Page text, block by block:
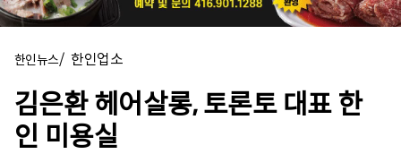
한인뉴스/ 한인업소
김은환 헤어살롱, 토론토 대표 한
인 미용실